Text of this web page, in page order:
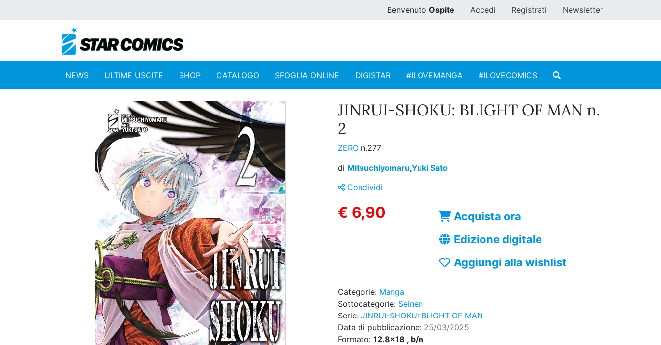
Benvenuto Ospite Accedi Registrati Newsletter
NEWS ULTIME USCITE SHOP CATALOGO SFOGLIA ONLINE DIGISTAR #ILOVEMANGA #ILOVECOMICS
JINRUI-SHOKU: BLIGHT OF MAN n.
2
ZERO n.277
di Mitsuchiyomaru,Yuki Sato
Condividi
€ 6,90
Acquista ora
Edizione digitale
Aggiungi alla wishlist
Categorie: Manga
Sottocategorie: Seinen
Serie: JINRUI-SHOKU: BLIGHT OF MAN
Data di pubblicazione: 25/03/2025
Formato: 12.8x18 , b/n